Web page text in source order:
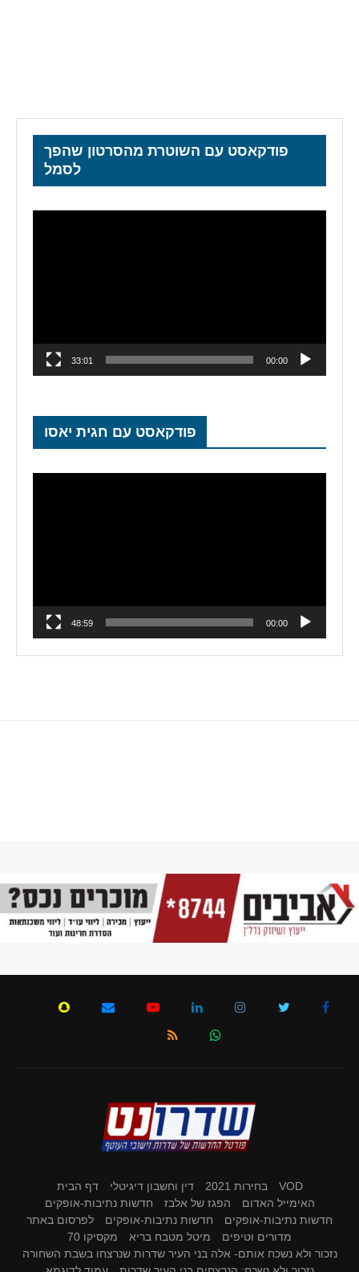
פודקאסט עם השוטרת מהסרטון שהפך
לסמל
00:00
33:01
פודקאסט עם חגית יאסו
00:00
48:59
VOD בחירות 2021 דין וחשבון דיגיטלי
דף הבית
האימייל האדום
הפגז של אלבז
חדשות נתיבות-אופקים
חדשות נתיבות-אופקים
חדשות נתיבות-אופקים
לפרסום באתר
מדורים וטיפים
מיטל מטבח בריא
מקסיקו 70
נזכור ולא נשכח אותם- אלה בני העיר שדרות שנרצחו בשבת השחורה